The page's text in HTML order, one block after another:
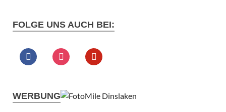
FOLGE UNS AUCH BEI:
WERBUNG